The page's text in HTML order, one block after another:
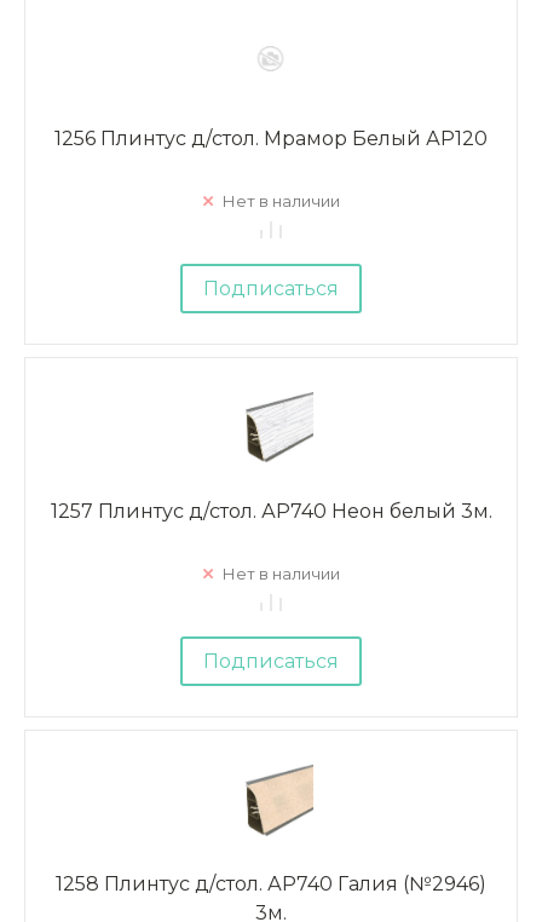
1256 Плинтус д/стол. Мрамор Белый АР120
Нет в наличии
Подписаться
1257 Плинтус д/стол. АР740 Неон белый 3м.
Нет в наличии
Подписаться
1258 Плинтус д/стол. АР740 Галия (№2946)
3м.